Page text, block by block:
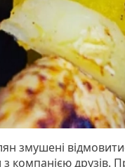
змушені
компанією друзів.